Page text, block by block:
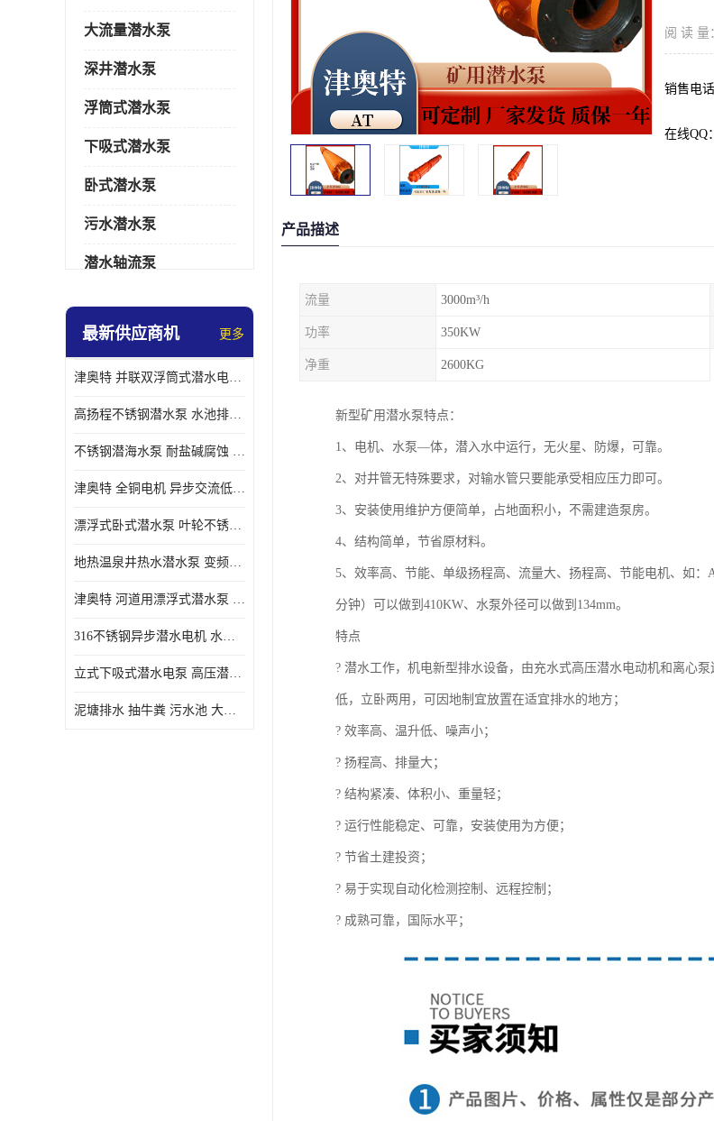
大流量潜水泵
深井潜水泵
浮筒式潜水泵
下吸式潜水泵
卧式潜水泵
污水潜水泵
潜水轴流泵
螺旋离心泵
控制柜
最新供应商机 更多
津奥特 并联双浮筒式潜水电泵 矿山抢险泵 大流量卧式安装 可提供定制
高扬程不锈钢潜水泵 水池排水 变频 井用潜水电泵供应 能耗低 工厂批发
不锈钢潜海水泵 耐盐碱腐蚀 大流量 立式卧式下吸式安装 厂家定制
津奥特 全铜电机 异步交流低压潜水电机 运行稳定售后质保 致电咨询
漂浮式卧式潜水泵 叶轮不锈钢材质 大流量 变频抽水泵 厂家质保售后
地热温泉井热水潜水泵 变频不锈钢 130直径油泵 高温深井泵 津奥特
津奥特 河道用漂浮式潜水泵 不锈钢泵轴 大口径大流量 产品可定制
316不锈钢异步潜水电机 水冷式 可连续运行 定制功率电压 奥特泵业
立式下吸式潜水电泵 高压潜水排沙泵 大功率 深水施工作业 型号可定制
泥塘排水 抽牛粪 污水池 大口径潜水螺旋离心泵 材质特征 奥特泵业
阅 读 量
销售电话
在线QQ：
产品描述
流量 3000m³/h
功率 350KW
净重 2600KG
新型矿用潜水泵特点：
1、电机、水泵—体，潜入水中运行，无火星、防爆，可靠。
2、对井管无特殊要求，对输水管只要能承受相应压力即可。
3、安装使用维护方便简单，占地面积小，不需建造泵房。
4、结构简单，节省原材料。
5、效率高、节能、单级扬程高、流量大、扬程高、节能电机、如：
分钟）可以做到410KW、水泵外径可以做到134mm。
特点
? 潜水工作，机电新型排水设备，由充水式高压潜水电动机和离心
低，立卧两用，可因地制宜放置在适宜排水的地方；
? 效率高、温升低、噪声小；
? 扬程高、排量大；
? 结构紧凑、体积小、重量轻；
? 运行性能稳定、可靠，安装使用为方便；
? 节省土建投资；
? 易于实现自动化检测控制、远程控制；
? 成熟可靠，国际水平；